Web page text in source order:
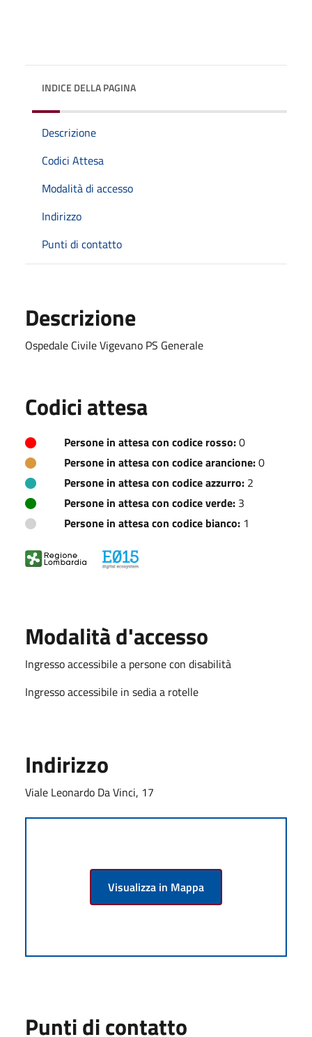
INDICE DELLA PAGINA
Descrizione
Codici Attesa
Modalità di accesso
Indirizzo
Punti di contatto
Descrizione
Ospedale Civile Vigevano PS Generale
Codici attesa
Persone in attesa con codice rosso:0
Persone in attesa con codice arancione:0
Persone in attesa con codice azzurro: 2
Persone in attesa con codice verde: 3
Persone in attesa con codice bianco: 1
Modalità d'accesso
Ingresso accessibile a persone con disabilità
Ingresso accessibile in sedia a rotelle
Indirizzo
Viale Leonardo Da Vinci, 17
Visualizza in Mappa
Punti di contatto